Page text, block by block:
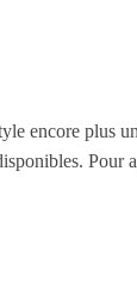
encore plus